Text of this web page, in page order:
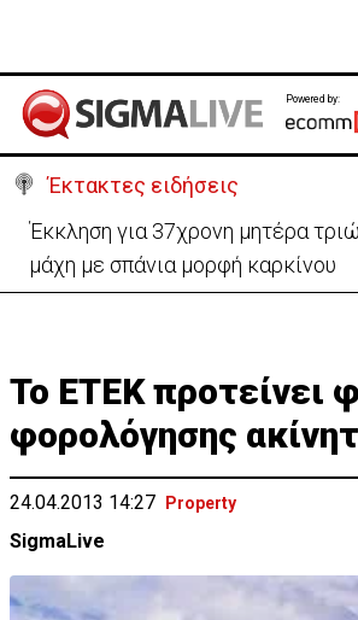
Powered by:
Έκτακτες ειδήσεις
Γερμανία: Συγκρούστηκαν δύο
25 τραυματίες, οι 7 σοβαρά
To ETEK προτείνει
φορολόγησης
24.04.2013 14:27 Property
SigmaLive